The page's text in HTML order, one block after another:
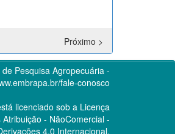
Próximo >
Pesquisa Agropecuária -
fale-conosco
licenciado sob a Licença
Atribuição - NãoComercial -
4.0 Internacional.